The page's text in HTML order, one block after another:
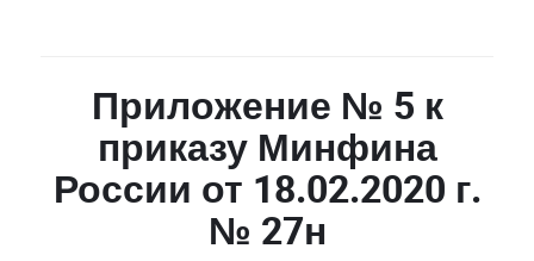
Приложение № 5 к
приказу Минфина
России от 18.02.2020 г.
№ 27н